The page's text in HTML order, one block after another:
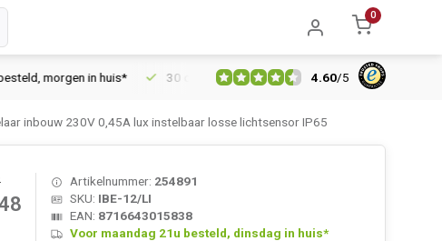
0
morgen in huis* 30 dagen retourrecht Vertrouwd online sinds
4.60/5
inbouw 230V 0,45A lux instelbaar losse lichtsensor IP65
Artikelnummer: 254891
SKU: IBE-12/LI
EAN: 8716643015838
Voor maandag 21u besteld, dinsdag in huis*